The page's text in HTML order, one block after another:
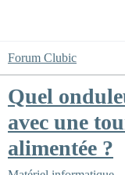
Forum Clubic
Quel
avec une
alimentée ?